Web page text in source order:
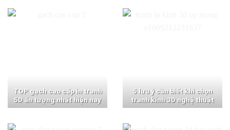
TOP gạch cao cấp in tranh
5D ấn tượng nhất hiện nay
5 lưu ý cần biết khi chọn
tranh kính 3D nghệ thuật